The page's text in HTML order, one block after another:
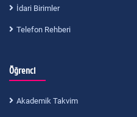
İdari Birimler
Telefon Rehberi
Öğrenci
Akademik Takvim